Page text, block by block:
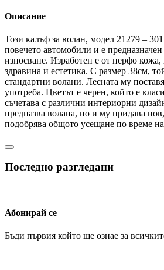
Описание
Този калъф за волан, модел 21279 –
повечето автомобили и е
износване. Изработен е от перфо кожа,
здравина и естетика. С размер 38см,
стандартни волани. Лесната му
употреба. Цветът е черен, който е
съчетава с различни интериорни
предпазва волана, но и му придава
подобрява общото усещане по време
Последно разгледани
Абонирай се
Бъди първия който ще ознае за